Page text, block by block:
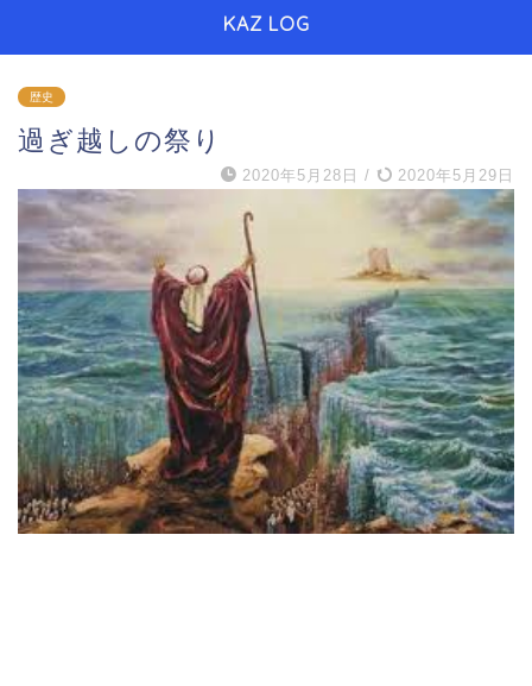
KAZ LOG
歴史
過ぎ越しの祭り
2020年5月28日 / 2020年5月29日